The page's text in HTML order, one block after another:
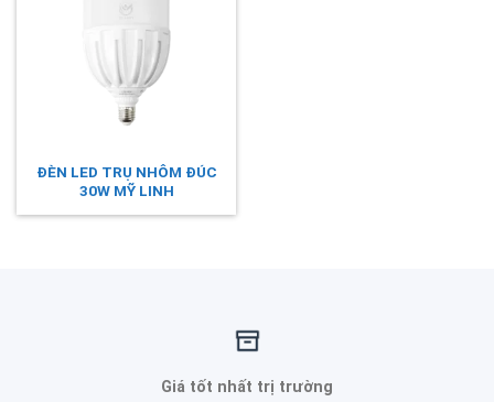
ĐÈN LED TRỤ NHÔM ĐÚC
30W MỸ LINH
Giá tốt nhất trị trường